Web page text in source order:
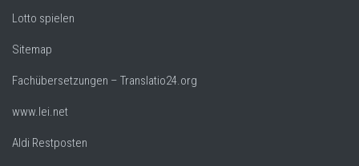
Lotto spielen
Sitemap
Fachübersetzungen – Translatio24.org
www.lei.net
Aldi Restposten